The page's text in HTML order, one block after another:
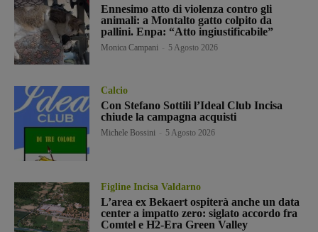
Ennesimo atto di violenza contro gli
animali: a Montalto gatto colpito da
pallini. Enpa: “Atto ingiustificabile”
Monica Campani 5 Agosto 2026
Calcio
Con Stefano Sottili l’Ideal Club Incisa
chiude la campagna acquisti
Michele Bossini 5 Agosto 2026
Figline Incisa Valdarno
L’area ex Bekaert ospiterà anche un data
center a impatto zero: siglato accordo fra
Comtel e H2-Era Green Valley